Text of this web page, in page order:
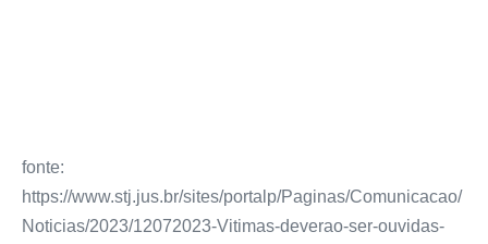
fonte:
https://www.stj.jus.br/sites/portalp/Paginas/Comunicacao/
Noticias/2023/12072023-Vitimas-deverao-ser-ouvidas-